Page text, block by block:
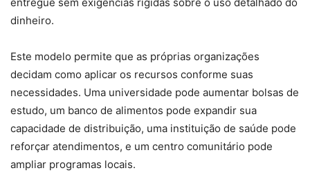
entregue sem exigências rígidas sobre o uso detalhado do
dinheiro.
Este modelo permite que as próprias organizações
decidam como aplicar os recursos conforme suas
necessidades. Uma universidade pode aumentar bolsas de
estudo, um banco de alimentos pode expandir sua
capacidade de distribuição, uma instituição de saúde pode
reforçar atendimentos, e um centro comunitário pode
ampliar programas locais.